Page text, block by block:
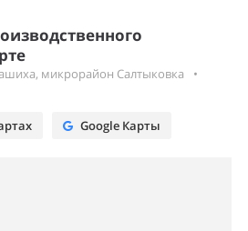
микрорайон Салтыковка
•
Google Карты